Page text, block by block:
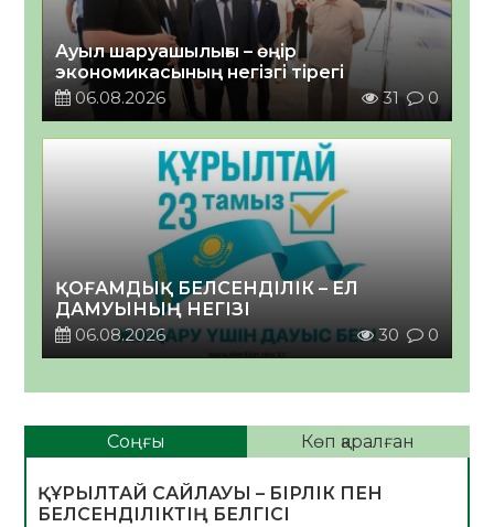
Ауыл шаруашылығы – өңір
экономикасының негізгі тірегі
06.08.2026
31 0
ҚОҒАМДЫҚ БЕЛСЕНДІЛІК – ЕЛ
ДАМУЫНЫҢ НЕГІЗІ
06.08.2026
30 0
Соңғы Көп қаралған
ҚҰРЫЛТАЙ САЙЛАУЫ – БІРЛІК ПЕН
БЕЛСЕНДІЛІКТІҢ БЕЛГІСІ